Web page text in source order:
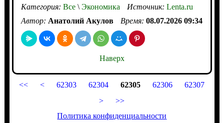
Категория: Все\Экономика Источник: Lenta.ru
Автор: Анатолий Акулов Время: 08.07.2026 09:34
Наверх
<< < 62303 62304 62305 62306
62307
>
>>
Политика конфиденциальности